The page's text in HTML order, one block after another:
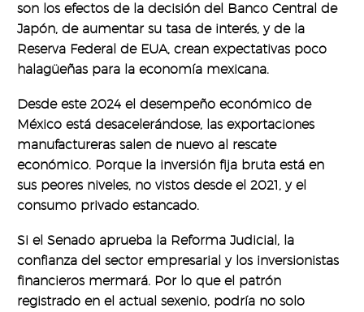
son los efectos de la decisión del Banco Central de
Japón, de aumentar su tasa de interés, y de la
Reserva Federal de EUA, crean expectativas poco
halagüeñas para la economía mexicana.
Desde este 2024 el desempeño económico de
México está desacelerándose, las exportaciones
manufactureras salen de nuevo al rescate
económico. Porque la inversión fija bruta está en
sus peores niveles, no vistos desde el 2021, y el
consumo privado estancado.
Si el Senado aprueba la Reforma Judicial, la
confianza del sector empresarial y los inversionistas
financieros mermará. Por lo que el patrón
registrado en el actual sexenio, podría no solo